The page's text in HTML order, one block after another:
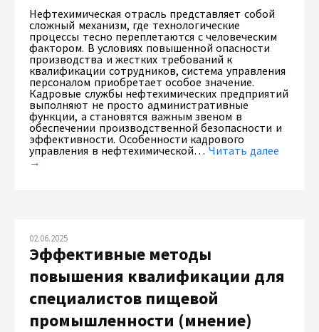
Нефтехимическая отрасль представляет собой
сложный механизм, где технологические
процессы тесно переплетаются с человеческим
фактором. В условиях повышенной опасности
производства и жестких требований к
квалификации сотрудников, система управления
персоналом приобретает особое значение.
Кадровые службы нефтехимических предприятий
выполняют не просто административные
функции, а становятся важным звеном в
обеспечении производственной безопасности и
эффективности. Особенности кадрового
управления в нефтехимической… Читать далее
→
02.06.2025
Эффективные методы
повышения квалификации для
специалистов пищевой
промышленности (мнение)